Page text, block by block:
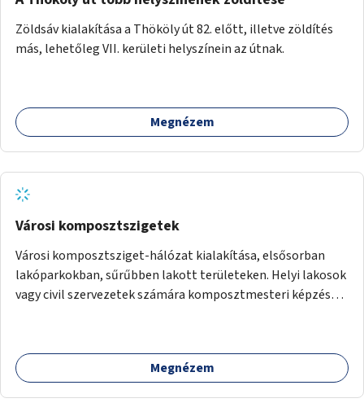
Zöldsáv kialakítása a Thököly út 82. előtt, illetve zöldítés
más, lehetőleg VII. kerületi helyszínein az útnak.
Megnézem
Városi komposztszigetek
Városi komposztsziget-hálózat kialakítása, elsősorban
lakóparkokban, sűrűbben lakott területeken. Helyi lakosok
vagy civil szervezetek számára komposztmesteri képzés
Megnézem